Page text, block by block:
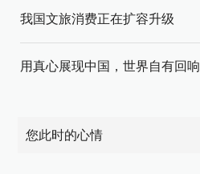
我国文旅消费正在扩容升级
用真心展现中国，世界自有回响
您此时的心情